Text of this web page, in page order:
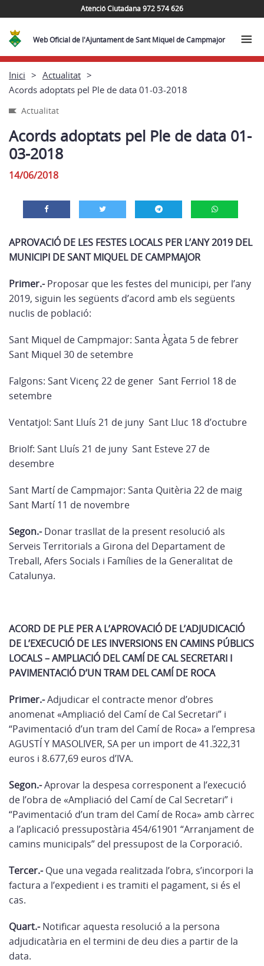
Atenció Ciutadana 972 574 626
Web Oficial de l'Ajuntament de Sant Miquel de Campmajor
Inici
Actualitat
Acords adoptats pel Ple de data 01-03-2018
Actualitat
Acords adoptats pel Ple de data 01-
03-2018
14/06/2018
APROVACIÓ DE LES FESTES LOCALS PER L’ANY 2019 DEL
MUNICIPI DE SANT MIQUEL DE CAMPMAJOR
Primer.-Proposar que les festes del municipi, per l’any
2019, siguin les següents d’acord amb els següents
nuclis de població:
Sant Miquel de Campmajor: Santa Àgata 5 de febrer
Sant Miquel 30 de setembre
Falgons: Sant Vicenç 22 de gener Sant Ferriol 18 de
setembre
Ventatjol: Sant Lluís 21 de juny Sant Lluc 18 d’octubre
Briolf: Sant Lluís 21 de juny Sant Esteve 27 de
desembre
Sant Martí de Campmajor: Santa Quitèria 22 de maig
Sant Martí 11 de novembre
Segon.-Donar trasllat de la present resolució als
Serveis Territorials a Girona del Departament de
Treball, Afers Socials i Famílies de la Generalitat de
Catalunya.
ACORD DE PLE PER A L’APROVACIÓ DE L’ADJUDICACIÓ
DE L’EXECUCIÓ DE LES INVERSIONS EN CAMINS PÚBLICS
LOCALS – AMPLIACIÓ DEL CAMÍ DE CAL SECRETARI I
PAVIMENTACIÓ D’UN TRAM DEL CAMÍ DE ROCA
Primer.-Adjudicar el contracte menor d’obres
anomenat «Ampliació del Camí de Cal Secretari” i
“Pavimentació d’un tram del Camí de Roca» a l’empresa
AGUSTÍ Y MASOLIVER, SA per un import de 41.322,31
euros i 8.677,69 euros d’IVA.
Segon.-Aprovar la despesa corresponent a l’execució
de l’obra de «Ampliació del Camí de Cal Secretari” i
“Pavimentació d’un tram del Camí de Roca» amb càrrec
a l’aplicació pressupostària 454/61901 “Arranjament de
camins municipals” del pressupost de la Corporació.
Tercer.-Que una vegada realitzada l’obra, s’incorpori la
factura a l’expedient i es tramiti el pagament, si és el
cas.
Quart.-Notificar aquesta resolució a la persona
adjudicatària en el termini de deu dies a partir de la
data.